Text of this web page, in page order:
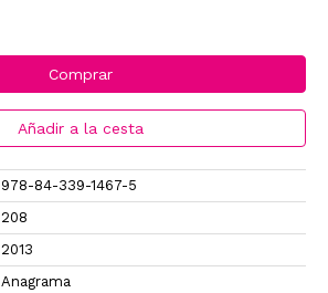
Comprar
Añadir a la cesta
978-84-339-1467-5
208
2013
Anagrama